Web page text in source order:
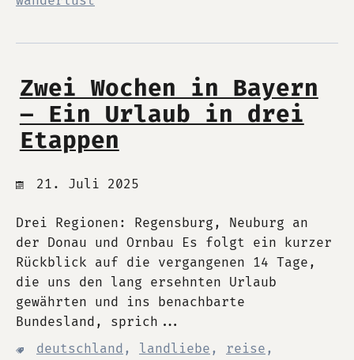
Zwei Wochen in Bayern
– Ein Urlaub in drei
Etappen
21. Juli 2025
Drei Regionen: Regensburg, Neuburg an
der Donau und Ornbau Es folgt ein kurzer
Rückblick auf die vergangenen 14 Tage,
die uns den lang ersehnten Urlaub
gewährten und ins benachbarte
Bundesland, sprich...
deutschland , landliebe , reise ,